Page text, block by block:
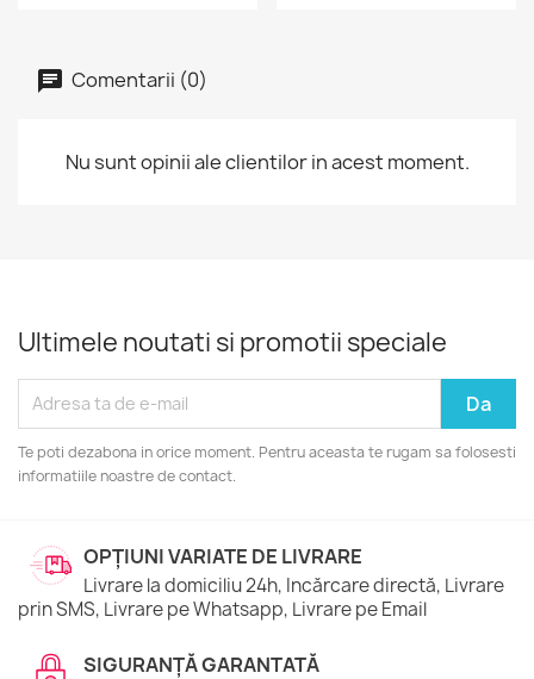
Comentarii (0)
Nu sunt opinii ale clientilor in acest moment.
Ultimele noutati si promotii speciale
Te poti dezabona in orice moment. Pentru aceasta te rugam sa folosesti
informatiile noastre de contact.
OPȚIUNI VARIATE DE LIVRARE
Livrare la domiciliu 24h, Incărcare directă, Livrare
prin SMS, Livrare pe Whatsapp, Livrare pe Email
SIGURANȚĂ GARANTATĂ